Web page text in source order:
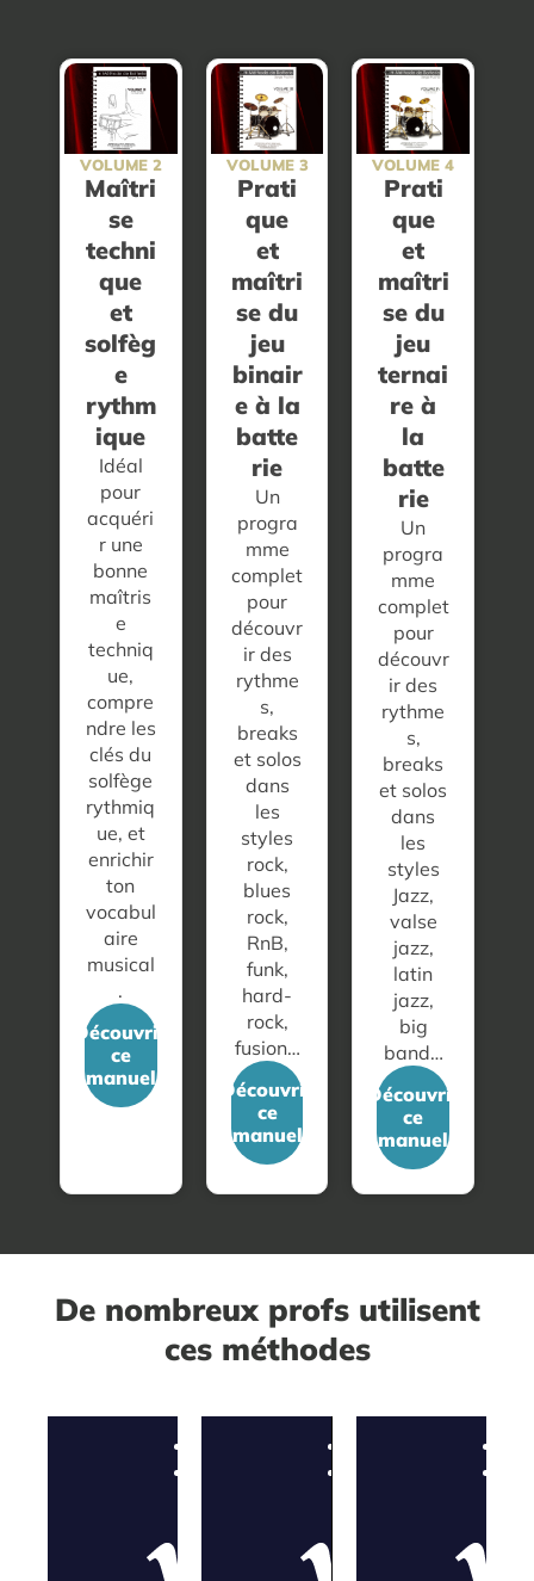
VOLUME 2
Maîtri
se
techni
que
et
solfèg
e
rythm
ique
Idéal
pour
acquéri
r une
bonne
maîtris
e
techniq
ue,
compre
ndre les
clés du
solfège
rythmiq
ue, et
enrichir
ton
vocabul
aire
musical
.
Découvrir
ce
manuel
VOLUME 3
Prati
que
et
maîtri
se du
jeu
binair
e à la
batte
rie
Un
progra
mme
complet
pour
découvr
ir des
rythme
s,
breaks
et solos
dans
les
styles
rock,
blues
rock,
RnB,
funk,
hard-
rock,
fusion…
Découvrir
ce
manuel
VOLUME 4
Prati
que
et
maîtri
se du
jeu
ternai
re à
la
batte
rie
Un
progra
mme
complet
pour
découvr
ir des
rythme
s,
breaks
et solos
dans
les
styles
Jazz,
valse
jazz,
latin
jazz,
big
band…
Découvrir
ce
manuel
De nombreux profs utilisent
ces méthodes